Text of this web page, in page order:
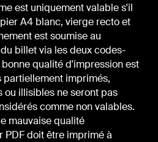
est uniquement valable s'il
A4 blanc, vierge recto et
est soumise au
billet via les deux codes-
qualité d'impression est
partiellement imprimés,
ou illisibles ne seront pas
comme non valables.
mauvaise qualité
PDF doit être imprimé à